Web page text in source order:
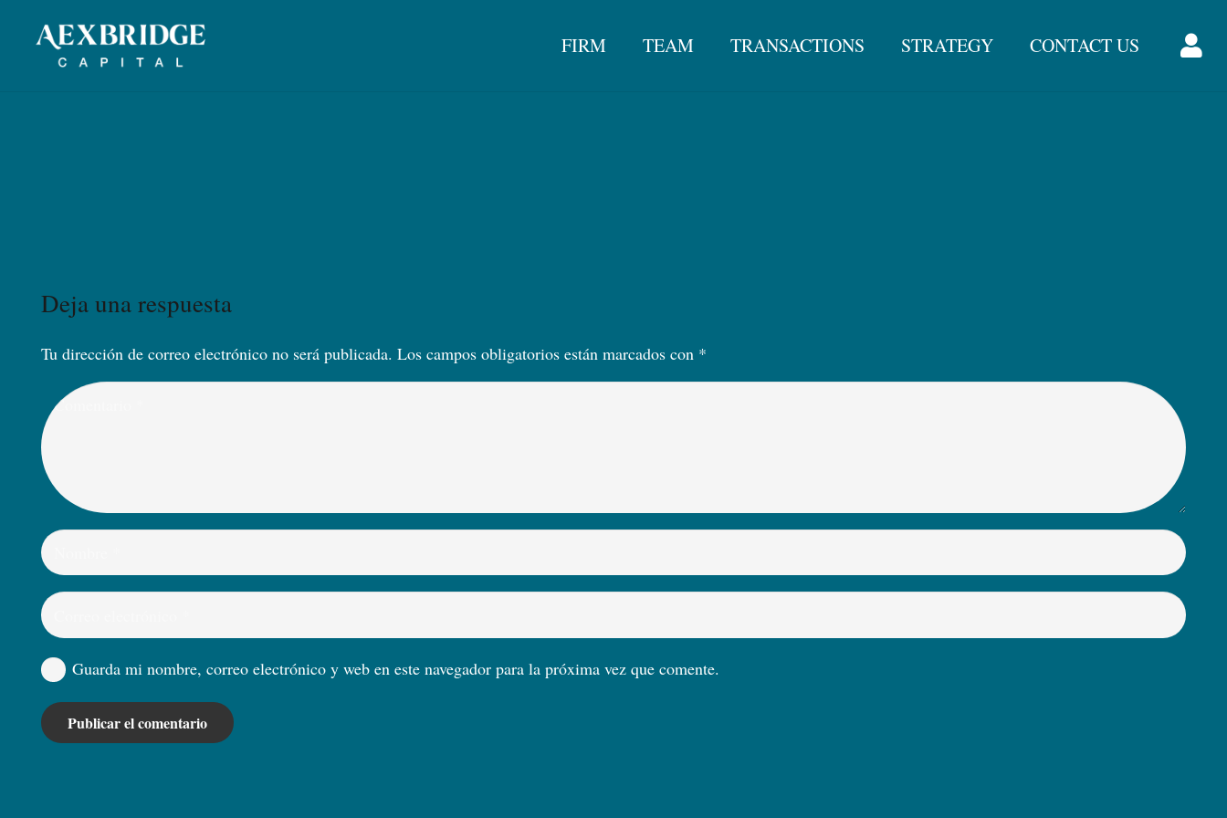
FIRM TEAM TRANSACTIONS STRATEGY CONTACT US
Deja una respuesta
Tu dirección de correo electrónico no será publicada. Los campos obligatorios están marcados con *
Guarda mi nombre, correo electrónico y web en este navegador para la próxima vez que comente.
Publicar el comentario